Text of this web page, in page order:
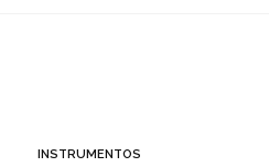
INSTRUMENTOS